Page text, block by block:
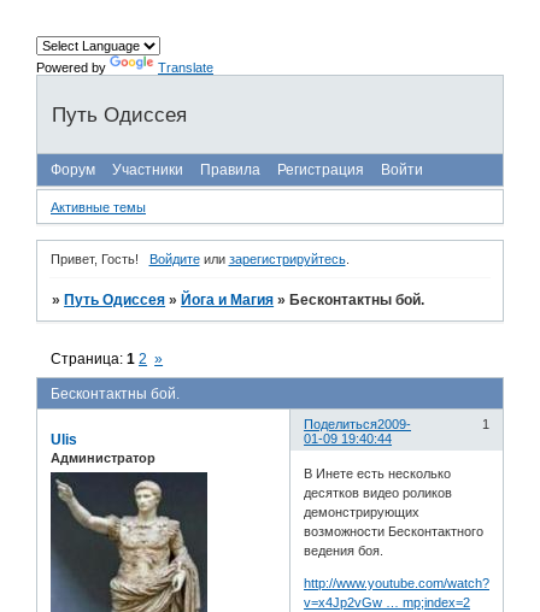
Powered by Translate
Путь Одиссея
Форум Участники Правила Регистрация Войти
Активные темы
Привет, Гость! Войдитеили зарегистрируйтесь.
» Путь Одиссея » Йога и Магия » Бесконтактны бой.
Бесконтактны бой.
Страница:1 2 »
Поделиться 1
2009-
01-09 19:40:44
Ulis
Администратор
В Инете есть несколько
десятков видео роликов
демонстрирующих
возможности Бесконтактного
ведения боя.
http://www.youtube.com/watch?
v=x4Jp2vGw … mp;index=2